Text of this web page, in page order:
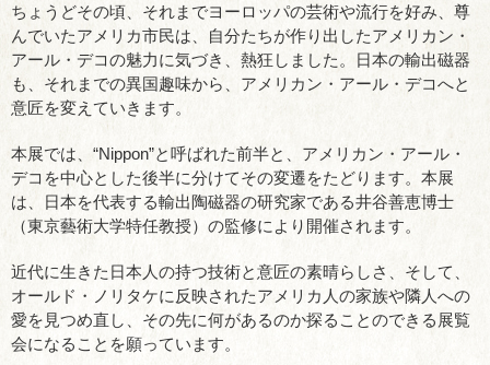
ちょうどその頃、それまでヨーロッパの芸術や流行を好み、尊
んでいたアメリカ市民は、自分たちが作り出したアメリカン・
アール・デコの魅力に気づき、熱狂しました。日本の輸出磁器
も、それまでの異国趣味から、アメリカン・アール・デコへと
意匠を変えていきます。
本展では、“Nippon”と呼ばれた前半と、アメリカン・アール・
デコを中心とした後半に分けてその変遷をたどります。本展
は、日本を代表する輸出陶磁器の研究家である井谷善恵博士
（東京藝術大学特任教授）の監修により開催されます。
近代に生きた日本人の持つ技術と意匠の素晴らしさ、そして、
オールド・ノリタケに反映されたアメリカ人の家族や隣人への
愛を見つめ直し、その先に何があるのか探ることのできる展覧
会になることを願っています。